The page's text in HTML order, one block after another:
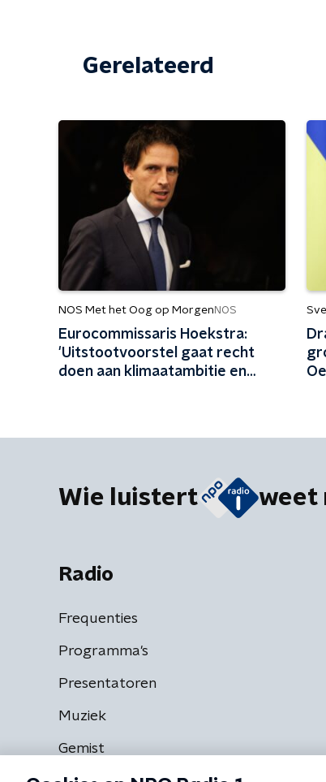
Gerelateerd
NOS Met het Oog op Morgen NOS
Eurocommissaris Hoekstra:
'Uitstootvoorstel gaat recht
doen aan klimaatambitie en
Wie luistert weet
Radio
Frequenties
Programma's
Presentatoren
Muziek
Gemist